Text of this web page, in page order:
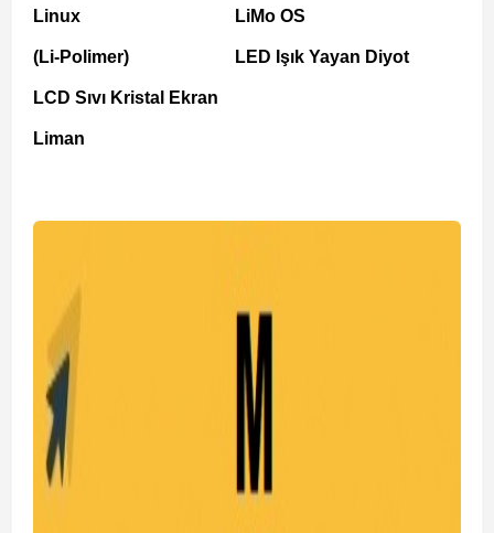
Linux
(Li-Polimer)
LCD Sıvı Kristal Ekran
Liman
LiMo OS
LED Işık Yayan Diyot